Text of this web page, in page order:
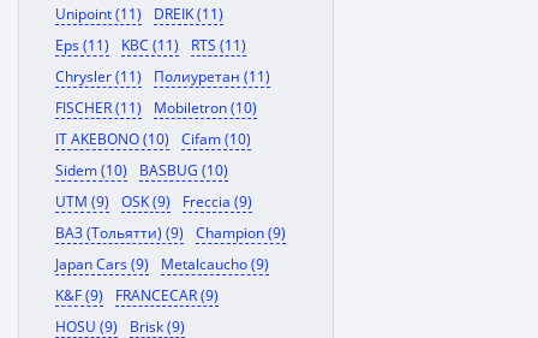
Unipoint (11)
DREIK (11)
Eps (11)
KBC (11)
RTS (11)
Chrysler (11)
Полиуретан (11)
FISCHER (11)
Mobiletron (10)
IT AKEBONO (10)
Cifam (10)
Sidem (10)
BASBUG (10)
UTM (9)
OSK (9)
Freccia (9)
ВАЗ (Тольятти) (9)
Champion (9)
Japan Cars (9)
Metalcaucho (9)
K&F (9)
FRANCECAR (9)
HOSU (9)
Brisk (9)